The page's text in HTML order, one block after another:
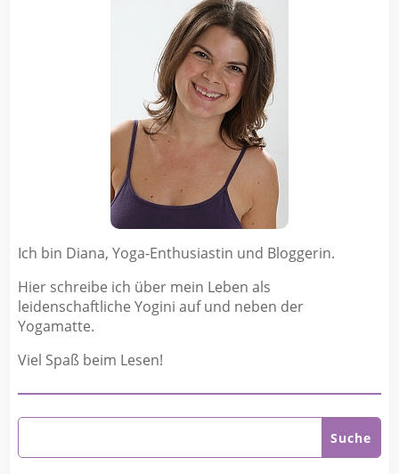
Ich bin Diana, Yoga-Enthusiastin und Bloggerin.
Hier schreibe ich über mein Leben als
leidenschaftliche Yogini auf und neben der
Yogamatte.
Viel Spaß beim Lesen!